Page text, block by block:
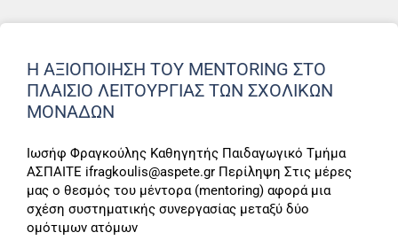
Η ΑΞΙΟΠΟΙΗΣΗ ΤΟΥ MENTORING ΣΤΟ
ΠΛΑΙΣΙΟ ΛΕΙΤΟΥΡΓΙΑΣ ΤΩΝ ΣΧΟΛΙΚΩΝ
ΜΟΝΑΔΩΝ
Ιωσήφ Φραγκούλης Καθηγητής Παιδαγωγικό Τμήμα
ΑΣΠΑΙΤΕ ifragkoulis@aspete.gr Περίληψη Στις μέρες
μας ο θεσμός του μέντορα (mentoring) αφορά μια
σχέση συστηματικής συνεργασίας μεταξύ δύο
ομότιμων ατόμων